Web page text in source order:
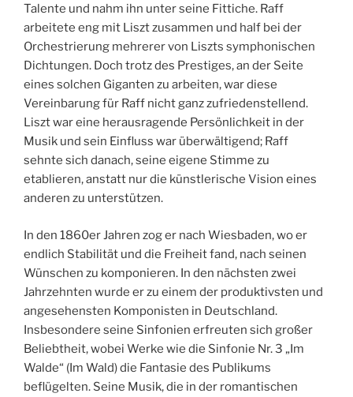
Talente und nahm ihn unter seine Fittiche. Raff
arbeitete eng mit Liszt zusammen und half bei der
Orchestrierung mehrerer von Liszts symphonischen
Dichtungen. Doch trotz des Prestiges, an der Seite
eines solchen Giganten zu arbeiten, war diese
Vereinbarung für Raff nicht ganz zufriedenstellend.
Liszt war eine herausragende Persönlichkeit in der
Musik und sein Einfluss war überwältigend; Raff
sehnte sich danach, seine eigene Stimme zu
etablieren, anstatt nur die künstlerische Vision eines
anderen zu unterstützen.
In den 1860er Jahren zog er nach Wiesbaden, wo er
endlich Stabilität und die Freiheit fand, nach seinen
Wünschen zu komponieren. In den nächsten zwei
Jahrzehnten wurde er zu einem der produktivsten und
angesehensten Komponisten in Deutschland.
Insbesondere seine Sinfonien erfreuten sich großer
Beliebtheit, wobei Werke wie die Sinfonie Nr. 3 „Im
Walde“ (Im Wald) die Fantasie des Publikums
beflügelten. Seine Musik, die in der romantischen